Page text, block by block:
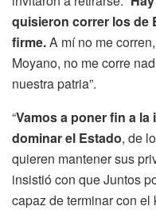
quisieron correr los de
firme.A mí no me
Moyano, no me corre
nuestra patria”.
“Vamos a poner fin a
dominar el Estado, de
quieren mantener sus
insistió con que Juntos
capaz de terminar con